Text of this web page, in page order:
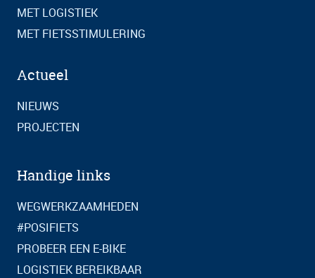
MET LOGISTIEK
MET FIETSSTIMULERING
Actueel
NIEUWS
PROJECTEN
Handige links
WEGWERKZAAMHEDEN
#POSIFIETS
PROBEER EEN E-BIKE
LOGISTIEK BEREIKBAAR